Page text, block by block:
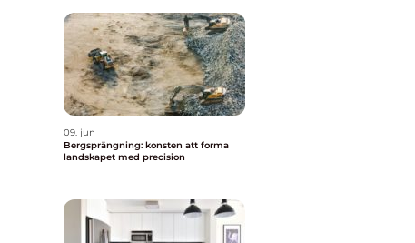
09. jun
Bergsprängning: konsten att forma
landskapet med precision